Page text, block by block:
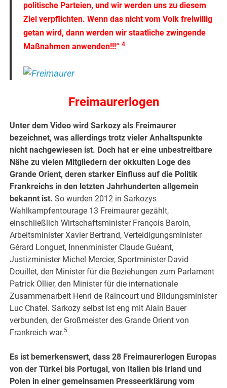
politische Parteien, und wir werden uns zu diesem
Ziel verpflichten. Wenn das nicht vom Volk freiwillig
getan wird, dann werden wir staatliche zwingende
Maßnahmen anwenden!!!“ 4
Freimaurerlogen
Unter dem Video wird Sarkozy als Freimaurer
bezeichnet, was allerdings trotz vieler Anhaltspunkte
nicht nachgewiesen ist. Doch hat er eine unbestreitbare
Nähe zu vielen Mitgliedern der okkulten Loge des
Grande Orient, deren starker Einfluss auf die Politik
Frankreichs in den letzten Jahrhunderten allgemein
bekannt ist. So wurden 2012 in Sarkozys
Wahlkampfentourage 13 Freimaurer gezählt,
einschließlich Wirtschaftsminister François Baroin,
Arbeitsminister Xavier Bertrand, Verteidigungsminister
Gérard Longuet, Innenminister Claude Guéant,
Justizminister Michel Mercier, Sportminister David
Douillet, den Minister für die Beziehungen zum Parlament
Patrick Ollier, den Minister für die internationale
Zusammenarbeit Henri de Raincourt und Bildungsminister
Luc Chatel. Sarkozy selbst ist eng mit Alain Bauer
verbunden, der Großmeister des Grande Orient von
Frankreich war.5
Es ist bemerkenswert, dass 28 Freimaurerlogen Europas
von der Türkei bis Portugal, von Italien bis Irland und
Polen in einer gemeinsamen Presseerklärung vom